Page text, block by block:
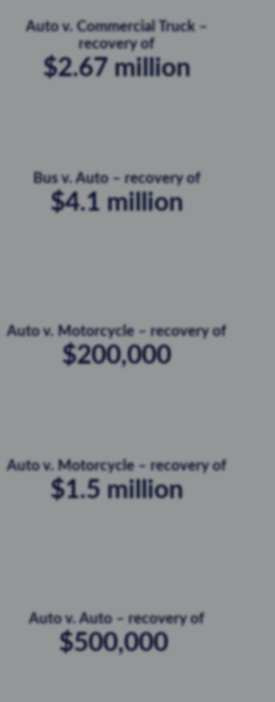
Auto v. Commercial Truck –
recovery of
$2.67 million
Bus v. Auto – recovery of
$4.1 million
Auto v. Motorcycle – recovery of
$200,000
Auto v. Motorcycle – recovery of
$1.5 million
Auto v. Auto – recovery of
$500,000